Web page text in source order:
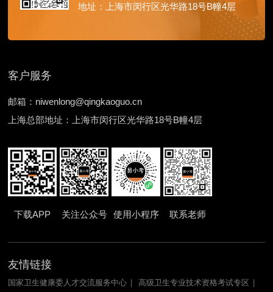
地址：上海市闵行区光华路18号B幢4层
客户服务
邮箱：niwenlong@qingkaoguo.cn
上海总部地址：上海市闵行区光华路18号B幢4层
下载APP 关注公众号 使用小程序 联系老师
友情链接
国家卫生健康委人才交流服务中心
高级卫生专业技术资格考试专区